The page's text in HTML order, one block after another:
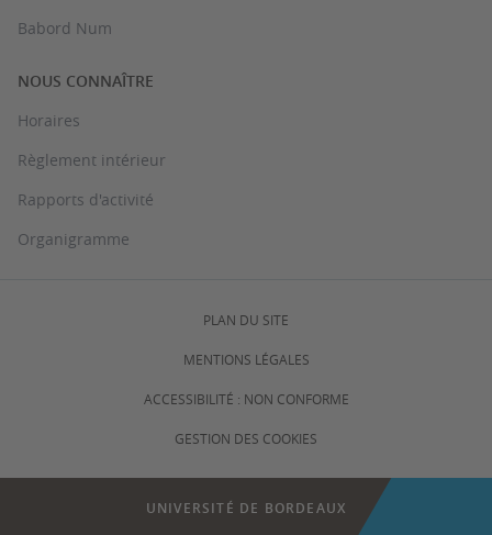
Babord Num
NOUS CONNAÎTRE
Horaires
Règlement intérieur
Rapports d'activité
Organigramme
PLAN DU SITE
MENTIONS LÉGALES
ACCESSIBILITÉ : NON CONFORME
GESTION DES COOKIES
UNIVERSITÉ DE BORDEAUX